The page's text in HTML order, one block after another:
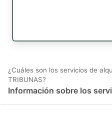
¿Cuáles son los servicios de
TRIBUNAS?
Información sobre los